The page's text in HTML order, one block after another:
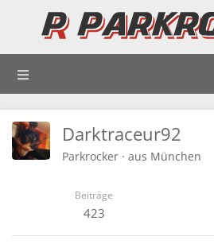
Darktraceur92
Parkrocker · aus München
Beiträge
423